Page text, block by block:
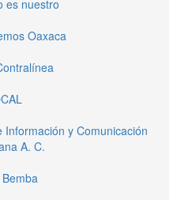
es nuestro
Oaxaca
y Comunicación
A. C.